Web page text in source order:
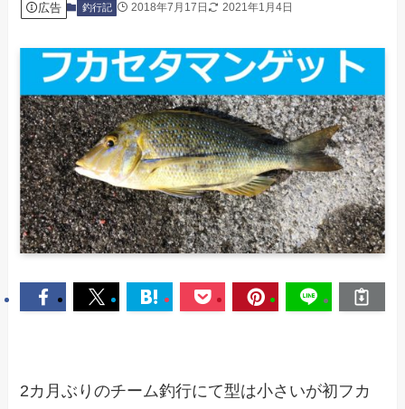
広告 釣行記 2018年7月17日 2021年1月4日
2カ月ぶりのチーム釣行にて型は小さいが初フカ